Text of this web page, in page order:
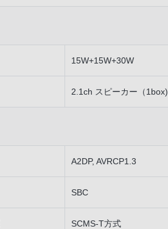
15W+15W+30W
2.1ch スピーカー（1box)
A2DP, AVRCP1.3
SBC
SCMS-T方式